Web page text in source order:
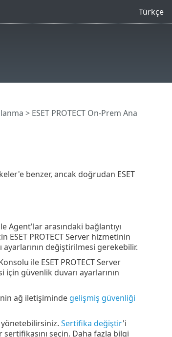
Türkçe
> ESET PROTECT On-Prem Ana
benzer, ancak doğrudan ESET
Agent'lar arasındaki bağlantıyı
ESET PROTECT Server hizmetinin
ayarlarının değiştirilmesi gerekebilir.
ile ESET PROTECT Server
için güvenlik duvarı ayarlarının
ağ iletişiminde gelişmiş güvenliği
yönetebilirsiniz. Sertifika değiştir'i
sertifikasını seçin. Daha fazla bilgi